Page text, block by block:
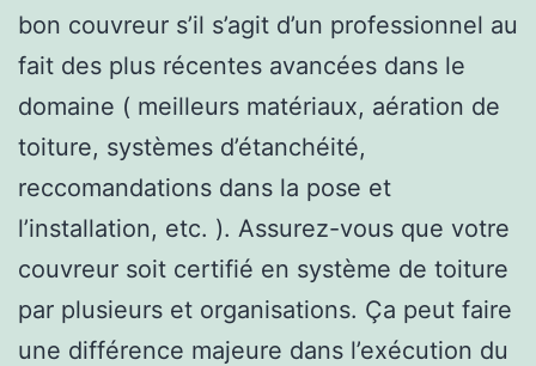
bon couvreur s’il s’agit d’un professionnel au
fait des plus récentes avancées dans le
domaine ( meilleurs matériaux, aération de
toiture, systèmes d’étanchéité,
reccomandations dans la pose et
l’installation, etc. ). Assurez-vous que votre
couvreur soit certifié en système de toiture
par plusieurs et organisations. Ça peut faire
une différence majeure dans l’exécution du